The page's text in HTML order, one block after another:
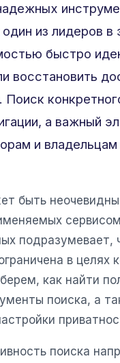
из лидеров
быстро
восстановить
а важный
и владельцам
быть
подразумевает,
в целях
как найти
поиска, а
поиска